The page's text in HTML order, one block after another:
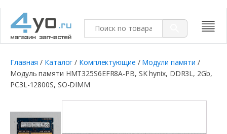
Главная / Каталог / Комплектующие / Модули памяти /
Модуль памяти HMT325S6EFR8A-PB, SK hynix, DDR3L, 2Gb,
PC3L-12800S, SO-DIMM